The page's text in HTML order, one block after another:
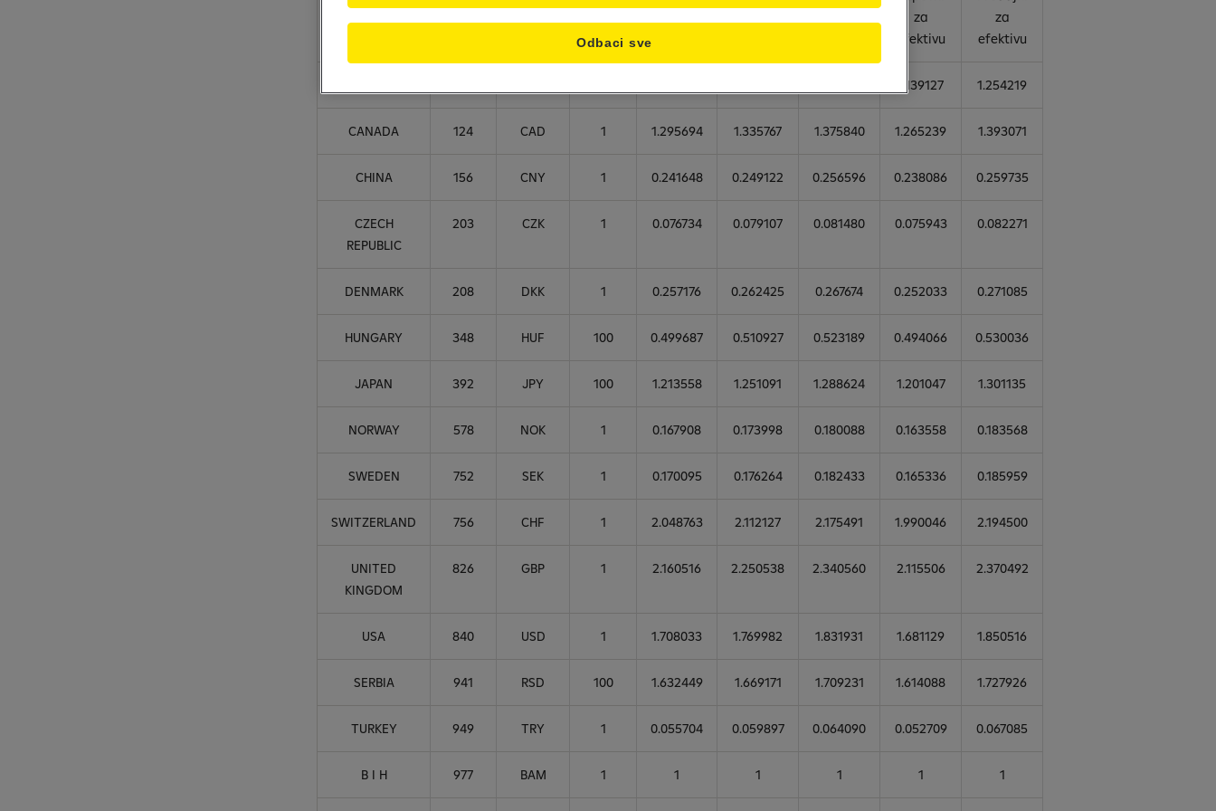
devize
za
efektivu
za
efektivu
1.139127 1.254219
CANADA 124 CAD 1 1.295694 1.335767 1.375840 1.265239 1.393071
CHINA 156 CNY 1 0.241648 0.249122 0.256596 0.238086 0.259735
CZECH
REPUBLIC
203 CZK 1 0.076734 0.079107 0.081480 0.075943 0.082271
DENMARK 208 DKK 1 0.257176 0.262425 0.267674 0.252033 0.271085
HUNGARY 348 HUF 100 0.499687 0.510927 0.523189 0.494066 0.530036
JAPAN 392 JPY 100 1.213558 1.251091 1.288624 1.201047 1.301135
NORWAY 578 NOK 1 0.167908 0.173998 0.180088 0.163558 0.183568
SWEDEN 752 SEK 1 0.170095 0.176264 0.182433 0.165336 0.185959
SWITZERLAND 756 CHF 1 2.048763 2.112127 2.175491 1.990046 2.194500
UNITED
KINGDOM
826 GBP 1 2.160516 2.250538 2.340560 2.115506 2.370492
USA 840 USD 1 1.708033 1.769982 1.831931 1.681129 1.850516
SERBIA 941 RSD 100 1.632449 1.669171 1.709231 1.614088 1.727926
TURKEY 949 TRY 1 0.055704 0.059897 0.064090 0.052709 0.067085
B I H 977 BAM 1 1 1 1 1 1
Odbaci sve